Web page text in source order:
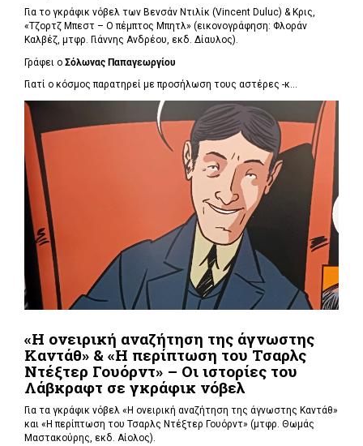
Για το γκράφικ νόβελ των Βενσάν Ντιλίκ (Vincent Duluc) & Κρις,
«Τζορτζ Μπεστ – Ο πέμπτος Μπητλ» (εικονογράφηση: Φλοράν
Καλβέζ, μτφρ. Γιάννης Ανδρέου, εκδ. Δίαυλος).
Γράφει ο Σόλωνας Παπαγεωργίου
Γιατί ο κόσμος παρατηρεί με προσήλωση τους αστέρες -κ...
«Η ονειρική αναζήτηση της άγνωστης
Καντάθ» & «Η περίπτωση του Τσαρλς
Ντέξτερ Γουόρντ» – Οι ιστορίες του
Λάβκραφτ σε γκράφικ νόβελ
Για τα γκράφικ νόβελ «Η ονειρική αναζήτηση της άγνωστης Καντάθ»
και «Η περίπτωση του Τσαρλς Ντέξτερ Γουόρντ» (μτφρ. Θωμάς
Μαστακούρης, εκδ. Αίολος).